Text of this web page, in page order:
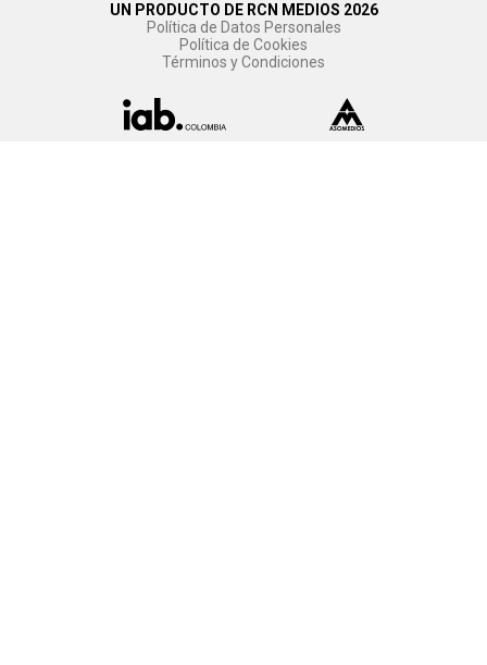
UN PRODUCTO DE RCN MEDIOS 2026
Política de Datos Personales
Política de Cookies
Términos y Condiciones